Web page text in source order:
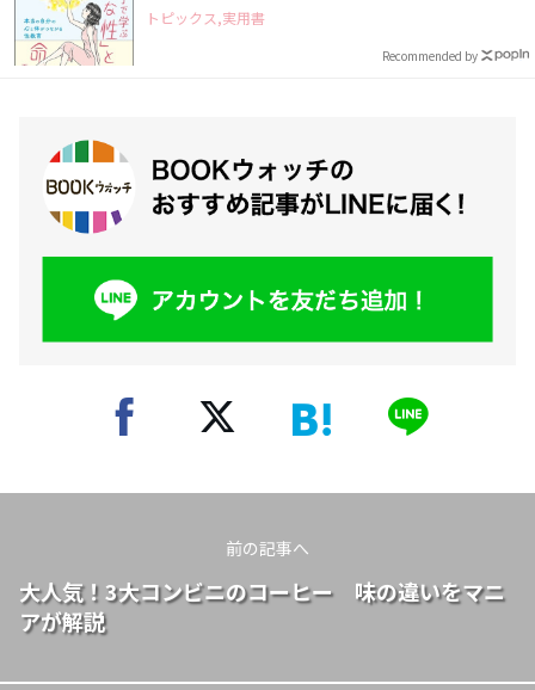
トピックス,実用書
Recommended by
前の記事へ
大人気！3大コンビニのコーヒー 味の違いをマニ
アが解説